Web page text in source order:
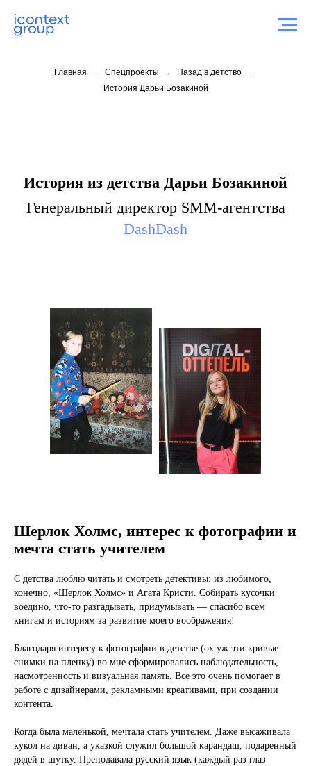
Главная → Спецпроекты → Назад в детство →
История Дарьи Бозакиной
История из детства Дарьи Бозакиной
Генеральный директор SMM-агентства
DashDash
Шерлок Холмс, интерес к фотографии и
мечта стать учителем
С детства люблю читать и смотреть детективы: из любимого,
конечно, «Шерлок Холмс» и Агата Кристи. Собирать кусочки
воедино, что-то разгадывать, придумывать — спасибо всем
книгам и историям за развитие моего воображения!
Благодаря интересу к фотографии в детстве (ох уж эти кривые
снимки на пленку) во мне сформировались наблюдательность,
насмотренность и визуальная память. Все это очень помогает в
работе с дизайнерами, рекламными креативами, при создании
контента.
Когда была маленькой, мечтала стать учителем. Даже высаживала
кукол на диван, а указкой служил большой карандаш, подаренный
дядей в шутку. Преподавала русский язык (каждый раз глаз